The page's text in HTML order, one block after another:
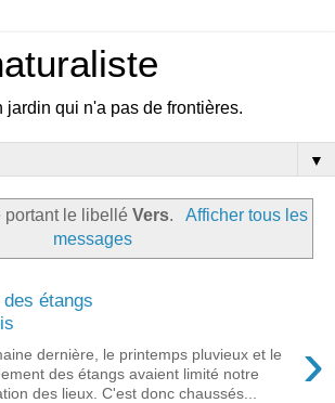
jardin qui n'a pas de frontières.
▼
portant le libelléVers.
Afficher tous les
messages
étangs
›
dernière, le printemps pluvieux et le
des étangs avaient limité notre
des lieux. C'est donc chaussés...